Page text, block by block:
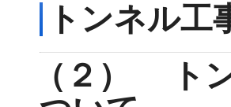
トンネル
（２） ト